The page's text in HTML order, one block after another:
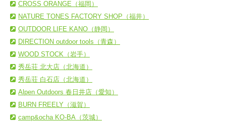
CROSS ORANGE（福岡）
NATURE TONES FACTORY SHOP（福井）
OUTDOOR LIFE KANO（静岡）
DIRECTION outdoor tools（青森）
WOOD STOCK（岩手）
秀岳荘 北大店（北海道）
秀岳荘 白石店（北海道）
Alpen Outdoors 春日井店（愛知）
BURN FREELY（滋賀）
camp&ocha KO-BA（茨城）